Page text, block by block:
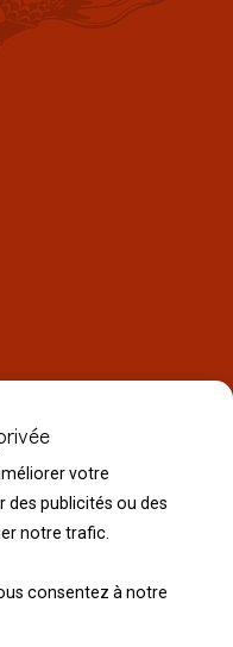
votre
des publicités ou des
notre trafic.
consentez à notre